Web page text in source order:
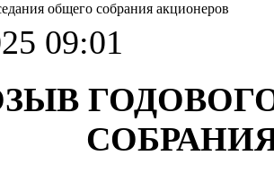
общего собрания акционеров
09:01